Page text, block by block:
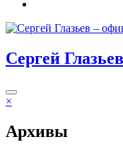
Сергей
×
Архивы